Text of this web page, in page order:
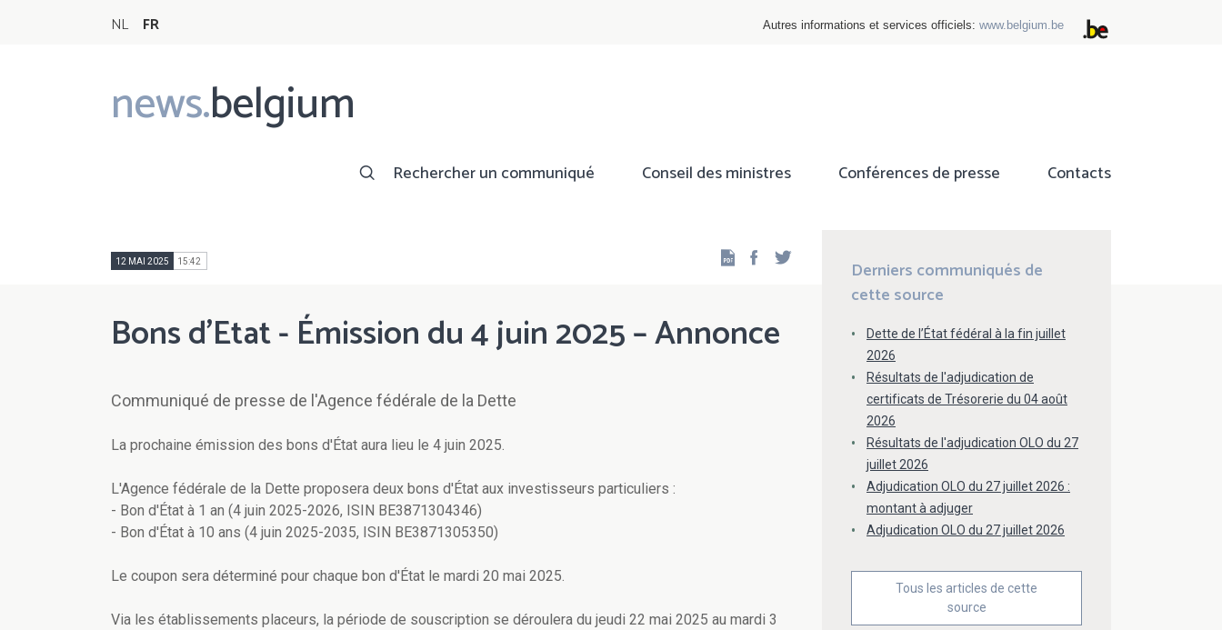
NL FR Autres informations et services officiels: www.belgium.be
news.belgium
Main
navigation
Rechercher un communiqué Conseil des ministres Conférences de presse Contacts
12 MAI 2025 15:42 Facebook
Bons d'Etat - Émission du 4 juin 2025 – Annonce
Communiqué de presse de l'Agence fédérale de la Dette
La prochaine émission des bons d'État aura lieu le 4 juin 2025.
L'Agence fédérale de la Dette proposera deux bons d'État aux investisseurs particuliers :
- Bon d'État à 1 an (4 juin 2025-2026, ISIN BE3871304346)
- Bon d'État à 10 ans (4 juin 2025-2035, ISIN BE3871305350)
Le coupon sera déterminé pour chaque bon d'État le mardi 20 mai 2025.
Via les établissements placeurs, la période de souscription se déroulera du jeudi 22 mai 2025 au mardi 3
Derniers communiqués de
cette source
Dette de l’État fédéral à la fin juillet
2026
Résultats de l'adjudication de
certificats de Trésorerie du 04 août
2026
Résultats de l'adjudication OLO du 27
juillet 2026
Adjudication OLO du 27 juillet 2026 :
montant à adjuger
Adjudication OLO du 27 juillet 2026
Tous les articles de cette
source